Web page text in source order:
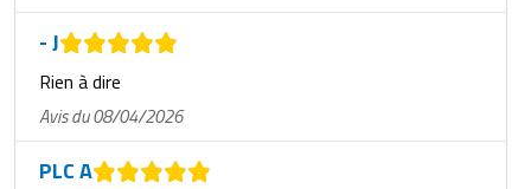
- J
Rien à dire
Avis du 08/04/2026
PLC A